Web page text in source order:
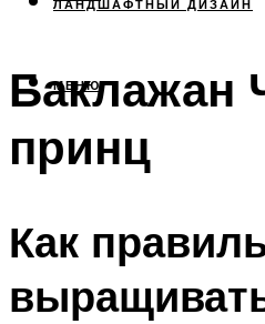
ЛАНДШАФТНЫЙ ДИЗАЙН
МЕНЮ
Баклажан
принц
Как